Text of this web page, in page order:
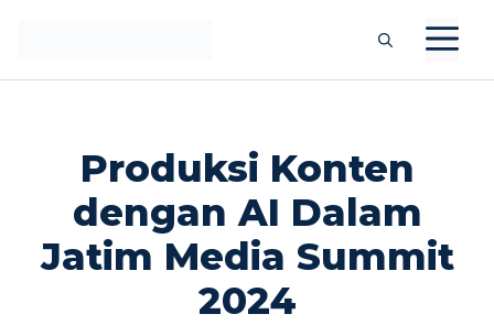
isi
Produksi Konten
dengan AI Dalam
Jatim Media Summit
2024